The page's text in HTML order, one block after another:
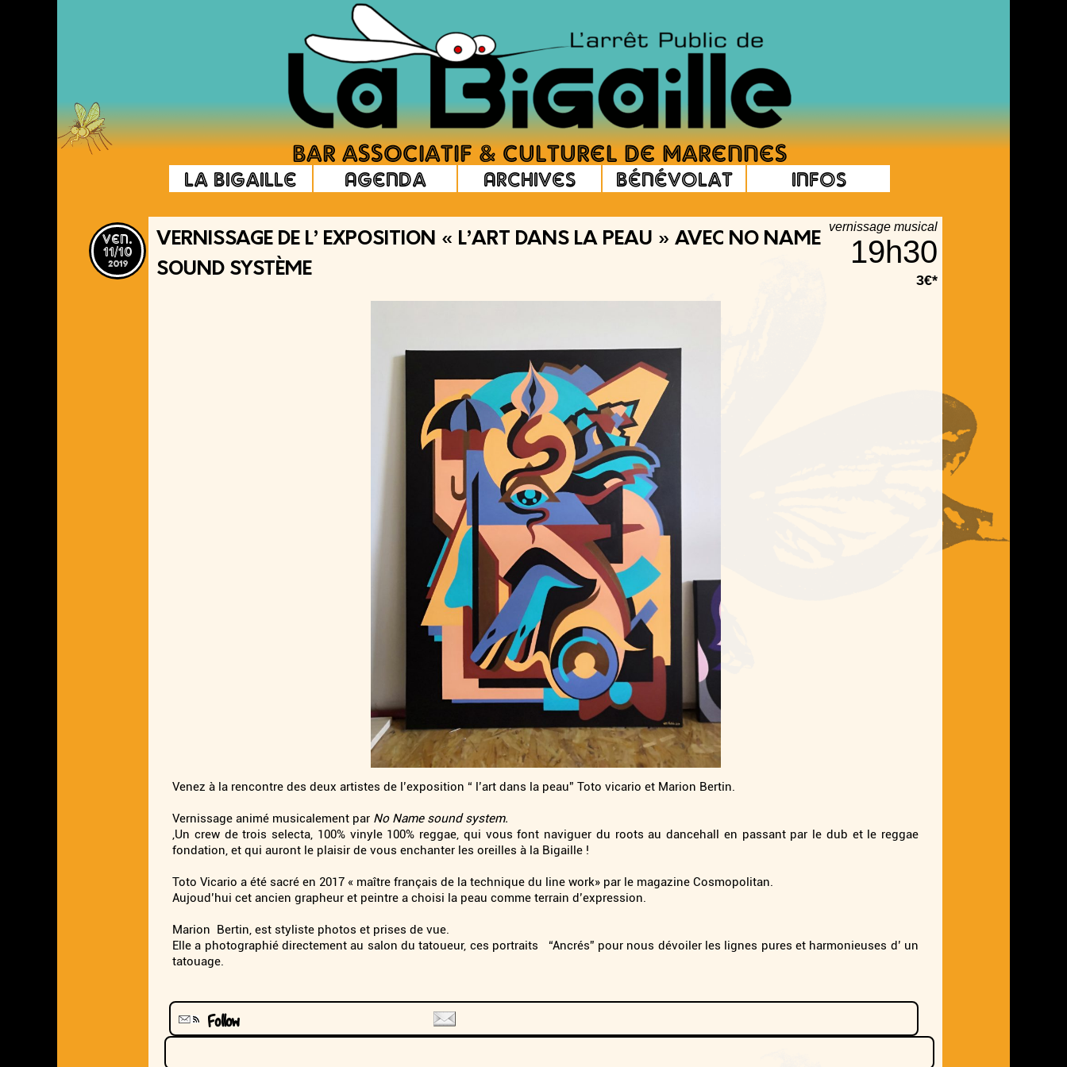
La Bigaille Agenda Archives Bénévolat Infos
ven.
11/10
2019
vernissage musical
19h30
3€*
VERNISSAGE DE L’ EXPOSITION « L’ART DANS LA PEAU » AVEC NO NAME
SOUND SYSTÈME
Venez à la rencontre des deux artistes de l’exposition “ l’art dans la peau” Toto vicario et Marion Bertin.
Vernissage animé musicalement par No Name sound system.
,Un crew de trois selecta, 100% vinyle 100% reggae, qui vous font naviguer du roots au dancehall en passant par le dub et le reggae
fondation, et qui auront le plaisir de vous enchanter les oreilles à la Bigaille !
Toto Vicario a été sacré en 2017 « maître français de la technique du line work» par le magazine Cosmopolitan.
Aujoud’hui cet ancien grapheur et peintre a choisi la peau comme terrain d’expression.
Marion Bertin, est styliste photos et prises de vue.
Elle a photographié directement au salon du tatoueur, ces portraits “Ancrés” pour nous dévoiler les lignes pures et harmonieuses d’ un
tatouage.
Follow